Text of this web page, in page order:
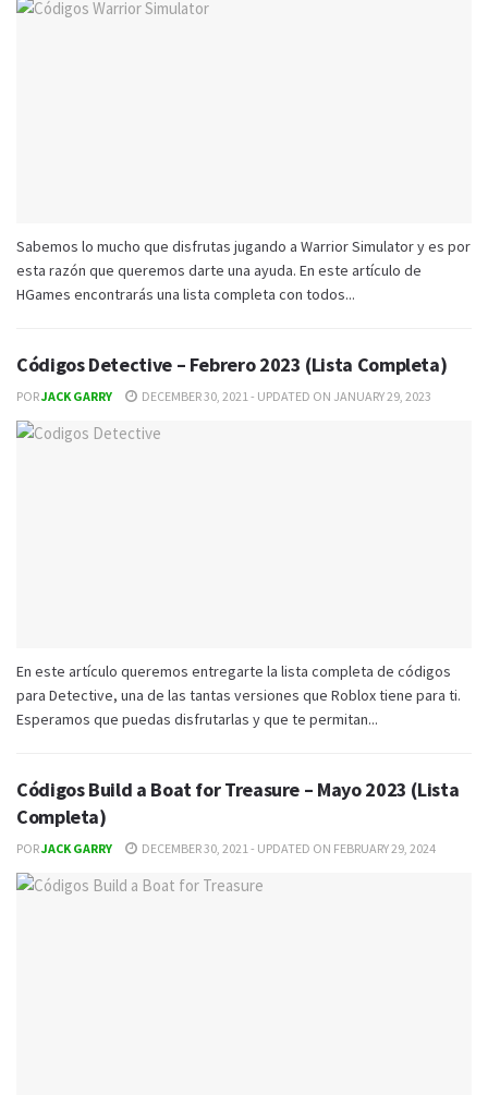
Sabemos lo mucho que disfrutas jugando a Warrior Simulator y es por
esta razón que queremos darte una ayuda. En este artículo de
HGames encontrarás una lista completa con todos...
Códigos Detective – Febrero 2023 (Lista Completa)
PORJACK GARRY DECEMBER 30, 2021 - UPDATED ON JANUARY 29, 2023
En este artículo queremos entregarte la lista completa de códigos
para Detective, una de las tantas versiones que Roblox tiene para ti.
Esperamos que puedas disfrutarlas y que te permitan...
Códigos Build a Boat for Treasure – Mayo 2023 (Lista
Completa)
PORJACK GARRY DECEMBER 30, 2021 - UPDATED ON FEBRUARY 29, 2024